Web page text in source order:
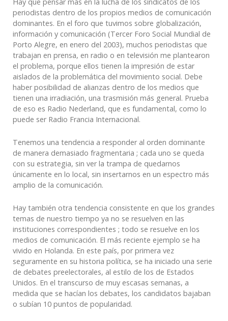
periodistas dentro de los propios medios de comunicación
dominantes. En el foro que tuvimos sobre globalización,
información y comunicación (Tercer Foro Social Mundial de
Porto Alegre, en enero del 2003), muchos periodistas que
trabajan en prensa, en radio o en televisión me plantearon
el problema, porque ellos tienen la impresión de estar
aislados de la problemática del movimiento social. Debe
haber posibilidad de alianzas dentro de los medios que
tienen una irradiación, una trasmisión más general. Prueba
de eso es Radio Nederland, que es fundamental, como lo
puede ser Radio Francia Internacional.
Tenemos una tendencia a responder al orden dominante
de manera demasiado fragmentaria ; cada uno se queda
con su estrategia, sin ver la trampa de quedarnos
únicamente en lo local, sin insertarnos en un espectro más
amplio de la comunicación.
Hay también otra tendencia consistente en que los grandes
temas de nuestro tiempo ya no se resuelven en las
instituciones correspondientes ; todo se resuelve en los
medios de comunicación. El más reciente ejemplo se ha
vivido en Holanda. En este país, por primera vez
seguramente en su historia política, se ha iniciado una serie
de debates preelectorales, al estilo de los de Estados
Unidos. En el transcurso de muy escasas semanas, a
medida que se hacían los debates, los candidatos bajaban
o subían 10 puntos de popularidad.